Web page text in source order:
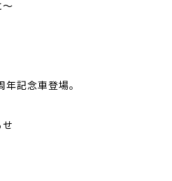
～
年記念車登場。